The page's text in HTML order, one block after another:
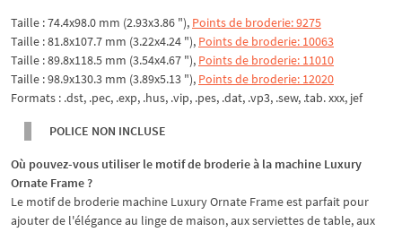
Taille : 74.4x98.0 mm (2.93x3.86 "), Points de broderie: 9275
Taille : 81.8x107.7 mm (3.22x4.24 "), Points de broderie: 10063
Taille : 89.8x118.5 mm (3.54x4.67 "), Points de broderie: 11010
Taille : 98.9x130.3 mm (3.89x5.13 "), Points de broderie: 12020
Formats : .dst, .pec, .exp, .hus, .vip, .pes, .dat, .vp3, .sew, .tab. xxx, jef
POLICE NON INCLUSE
Où pouvez-vous utiliser le motif de broderie à la machine Luxury
Ornate Frame ?
Le motif de broderie machine Luxury Ornate Frame est parfait pour
ajouter de l'élégance au linge de maison, aux serviettes de table, aux